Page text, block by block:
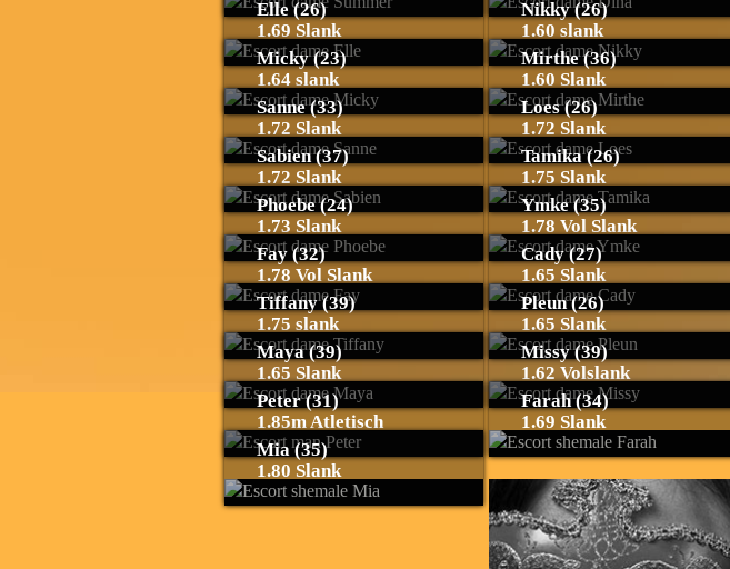
Elle (26)
1.69 Slank
Nikky (26)
1.60 slank
Micky (23)
1.64 slank
Mirthe (36)
1.60 Slank
Sanne (33)
1.72 Slank
Loes (26)
1.72 Slank
Sabien (37)
1.72 Slank
Tamika (26)
1.75 Slank
Phoebe (24)
1.73 Slank
Ymke (35)
1.78 Vol Slank
Fay (32)
1.78 Vol Slank
Cady (27)
1.65 Slank
Tiffany (39)
1.75 slank
Pleun (26)
1.65 Slank
Maya (39)
1.65 Slank
Missy (39)
1.62 Volslank
Peter (31)
1.85m Atletisch
Farah (34)
1.69 Slank
Mia (35)
1.80 Slank